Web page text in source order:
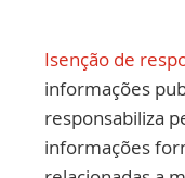
Isenção de
informações
responsabiliza
informações